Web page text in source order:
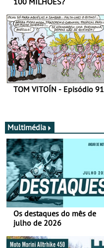
TOM VITOÍN - Episódio 91
Multimédia
Os destaques do mês de
julho de 2026